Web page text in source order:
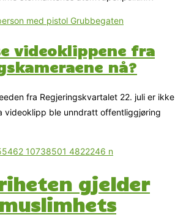
videoklippene fra
nå?
fra Regjeringskvartalet 22. juli er ikke
videoklipp ble unndratt offentliggjøring
gjelder